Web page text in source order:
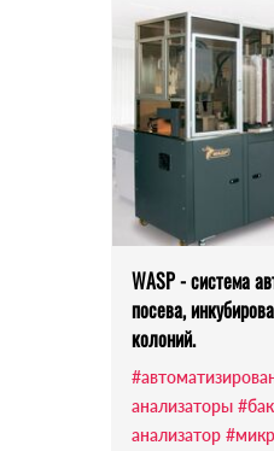
WASP - система
посева,
колоний.
анализаторы
анализатор